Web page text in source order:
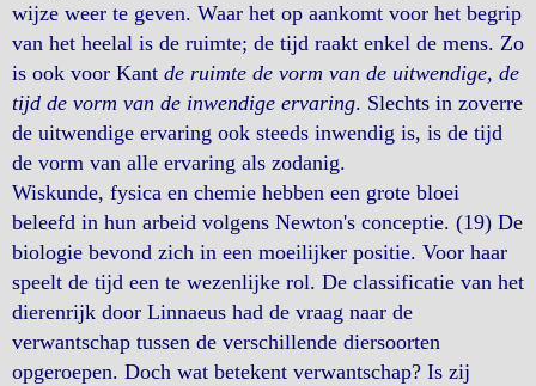
wijze weer te geven. Waar het op aankomt voor het begrip
van het heelal is de ruimte; de tijd raakt enkel de mens. Zo
is ook voor Kant de ruimte de vorm van de uitwendige, de
tijd de vorm van de inwendige ervaring. Slechts in zoverre
de uitwendige ervaring ook steeds inwendig is, is de tijd
de vorm van alle ervaring als zodanig.
Wiskunde, fysica en chemie hebben een grote bloei
beleefd in hun arbeid volgens Newton's conceptie. (19) De
biologie bevond zich in een moeilijker positie. Voor haar
speelt de tijd een te wezenlijke rol. De classificatie van het
dierenrijk door Linnaeus had de vraag naar de
verwantschap tussen de verschillende diersoorten
opgeroepen. Doch wat betekent verwantschap? Is zij